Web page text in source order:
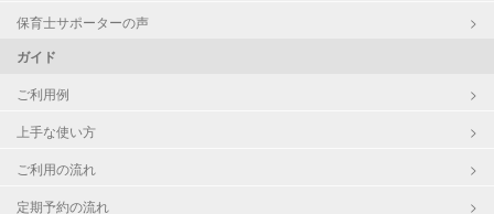
保育士サポーターの声
ガイド
ご利用例
上手な使い方
ご利用の流れ
定期予約の流れ